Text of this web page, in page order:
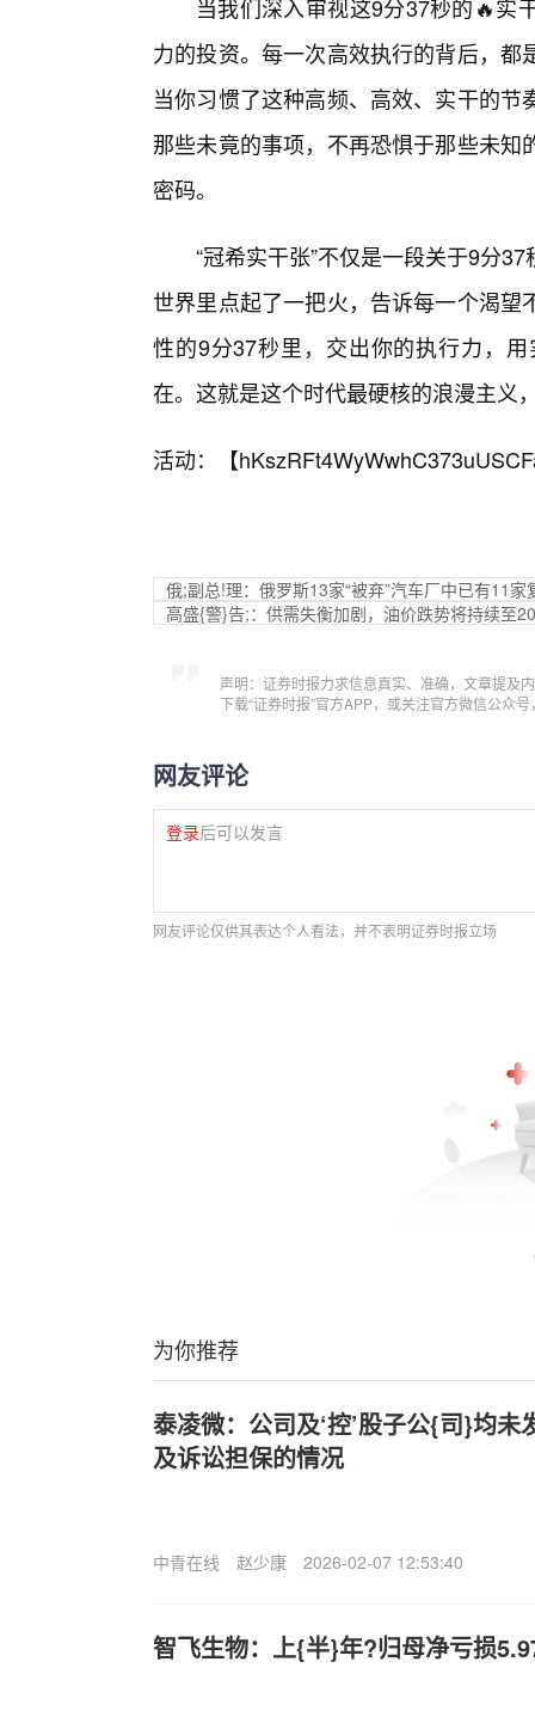
当我们深入审视这9分37秒的🔥实
力的投资。每一次高效执行的背后，
当你习惯了这种高频、高效、实干的
那些未竟的事项，不再恐惧于那些未
密码。
“冠希实干张”不仅是一段关于9分
世界里点起了一把火，告诉每一个渴
性的9分37秒里，交出你的执行力，
在。这就是这个时代最硬核的浪漫主义
活动：【
俄;副总!理：俄罗斯13家“被弃”汽车厂中已有11家
高盛{警}告;：供需失衡加剧，油价跌势将持续至
声明：证券时报力求信息真实、准确，文章提及
下载“证券时报”官方APP，或关注官方微信公众
网友评论
登录后可以发言
网友评论仅供其表达个人看法，并不表明证券时报立场
为你推荐
泰凌微：公司及‘控’股子公{司}均
及诉讼担保的情况
中青在线 赵少康 2026-02-07 12:53:40
智飞生物：上{半}年?归母净亏损